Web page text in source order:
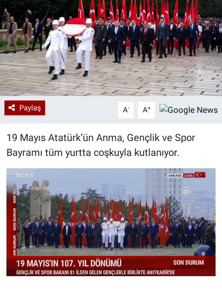
Paylaş A- A+
19 Mayıs Atatürk’ün Anma, Gençlik ve Spor
Bayramı tüm yurtta coşkuyla kutlanıyor.
Sağlık
Teknoloji
Ramazan